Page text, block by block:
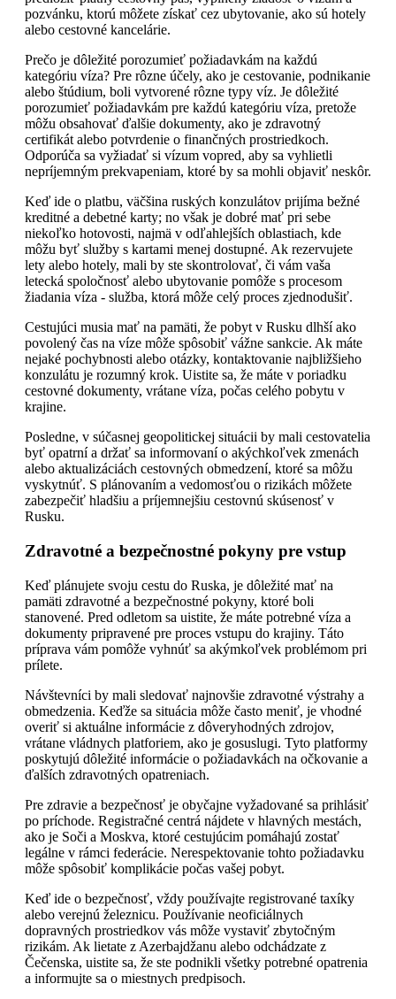
pozvánku, ktorú môžete získať cez ubytovanie, ako sú hotely
alebo cestovné kancelárie.
Prečo je dôležité porozumieť požiadavkám na každú
kategóriu víza? Pre rôzne účely, ako je cestovanie, podnikanie
alebo štúdium, boli vytvorené rôzne typy víz. Je dôležité
porozumieť požiadavkám pre každú kategóriu víza, pretože
môžu obsahovať ďalšie dokumenty, ako je zdravotný
certifikát alebo potvrdenie o finančných prostriedkoch.
Odporúča sa vyžiadať si vízum vopred, aby sa vyhlietli
nepríjemným prekvapeniam, ktoré by sa mohli objaviť neskôr.
Keď ide o platbu, väčšina ruských konzulátov prijíma bežné
kreditné a debetné karty; no však je dobré mať pri sebe
niekoľko hotovosti, najmä v odľahlejších oblastiach, kde
môžu byť služby s kartami menej dostupné. Ak rezervujete
lety alebo hotely, mali by ste skontrolovať, či vám vaša
letecká spoločnosť alebo ubytovanie pomôže s procesom
žiadania víza - služba, ktorá môže celý proces zjednodušiť.
Cestujúci musia mať na pamäti, že pobyt v Rusku dlhší ako
povolený čas na víze môže spôsobiť vážne sankcie. Ak máte
nejaké pochybnosti alebo otázky, kontaktovanie najbližšieho
konzulátu je rozumný krok. Uistite sa, že máte v poriadku
cestovné dokumenty, vrátane víza, počas celého pobytu v
krajine.
Posledne, v súčasnej geopolitickej situácii by mali cestovatelia
byť opatrní a držať sa informovaní o akýchkoľvek zmenách
alebo aktualizáciách cestovných obmedzení, ktoré sa môžu
vyskytnúť. S plánovaním a vedomosťou o rizikách môžete
zabezpečiť hladšiu a príjemnejšiu cestovnú skúsenosť v
Rusku.
Zdravotné a bezpečnostné pokyny pre vstup
Keď plánujete svoju cestu do Ruska, je dôležité mať na
pamäti zdravotné a bezpečnostné pokyny, ktoré boli
stanovené. Pred odletom sa uistite, že máte potrebné víza a
dokumenty pripravené pre proces vstupu do krajiny. Táto
príprava vám pomôže vyhnúť sa akýmkoľvek problémom pri
prílete.
Návštevníci by mali sledovať najnovšie zdravotné výstrahy a
obmedzenia. Keďže sa situácia môže často meniť, je vhodné
overiť si aktuálne informácie z dôveryhodných zdrojov,
vrátane vládnych platforiem, ako je gosuslugi. Tyto platformy
poskytujú dôležité informácie o požiadavkách na očkovanie a
ďalších zdravotných opatreniach.
Pre zdravie a bezpečnosť je obyčajne vyžadované sa prihlásiť
po príchode. Registračné centrá nájdete v hlavných mestách,
ako je Soči a Moskva, ktoré cestujúcim pomáhajú zostať
legálne v rámci federácie. Nerespektovanie tohto požiadavku
môže spôsobiť komplikácie počas vašej pobyt.
Keď ide o bezpečnosť, vždy používajte registrované taxíky
alebo verejnú železnicu. Používanie neoficiálnych
dopravných prostriedkov vás môže vystaviť zbytočným
rizikám. Ak lietate z Azerbajdžanu alebo odchádzate z
Čečenska, uistite sa, že ste podnikli všetky potrebné opatrenia
a informujte sa o miestnych predpisoch.